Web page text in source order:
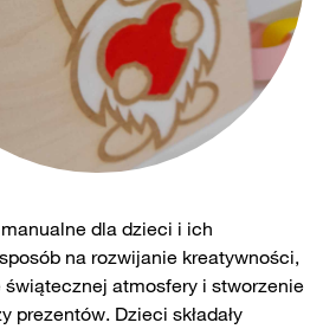
dla dzieci i ich
na rozwijanie kreatywności,
atmosfery i stworzenie
prezentów. Dzieci składały